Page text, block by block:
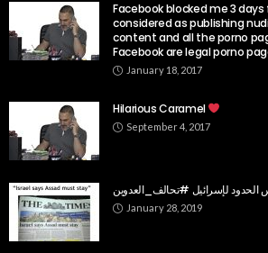
Facebook blocked me 3
considered as publishing
content and all the porno
Facebook are legal porno
January 18, 2017
Hilarious Caramel
September 4, 2017
January 28, 2019